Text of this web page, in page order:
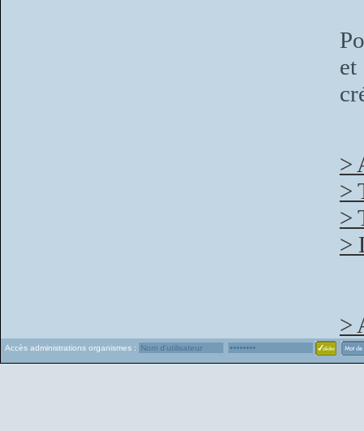
>
>
>
>
>
Accès administrations organismes :